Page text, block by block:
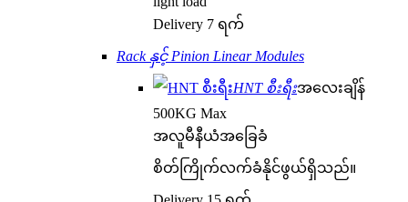
Delivery 7 ရက်
Rack နှင့် Pinion Linear Modules
HNT စီးရီးအလေးချိန်
500KG Max
အလူမီနီယံအခြေခံ
စိတ်ကြိုက်လက်ခံနိုင်ဖွယ်ရှိသည်။